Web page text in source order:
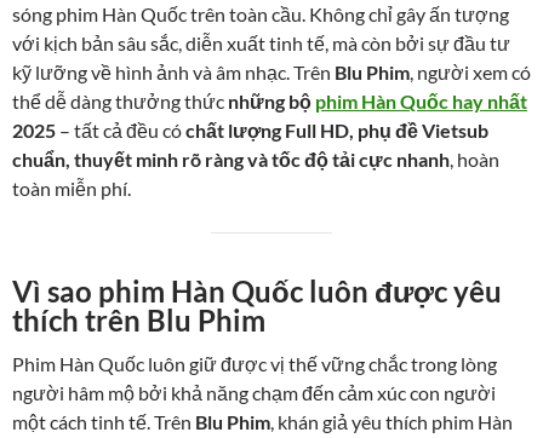
sóng phim Hàn Quốc trên toàn cầu. Không chỉ gây ấn tượng
với kịch bản sâu sắc, diễn xuất tinh tế, mà còn bởi sự đầu tư
kỹ lưỡng về hình ảnh và âm nhạc. Trên Blu Phim, người xem có
thể dễ dàng thưởng thức những bộ phim Hàn Quốc hay nhất
2025 – tất cả đều cóchất lượng Full HD, phụ đề Vietsub
chuẩn, thuyết minh rõ ràng và tốc độ tải cực nhanh, hoàn
toàn miễn phí.
Vì sao phim Hàn Quốc luôn được yêu
thích trên Blu Phim
Phim Hàn Quốc luôn giữ được vị thế vững chắc trong lòng
người hâm mộ bởi khả năng chạm đến cảm xúc con người
một cách tinh tế. Trên Blu Phim, khán giả yêu thích phim Hàn